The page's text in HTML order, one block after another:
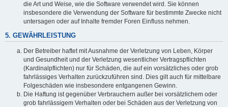
die Art und Weise, wie die Software verwendet wird. Sie können
insbesondere die Verwendung der Software für bestimmte Zwecke nicht
untersagen oder auf Inhalte fremder Foren Einfluss nehmen.
5. GEWÄHRLEISTUNG
Der Betreiber haftet mit Ausnahme der Verletzung von Leben, Körper
und Gesundheit und der Verletzung wesentlicher Vertragspflichten
(Kardinalpflichten) nur für Schäden, die auf ein vorsätzliches oder grob
fahrlässiges Verhalten zurückzuführen sind. Dies gilt auch für mittelbare
Folgeschäden wie insbesondere entgangenen Gewinn.
Die Haftung ist gegenüber Verbrauchern außer bei vorsätzlichem oder
grob fahrlässigem Verhalten oder bei Schäden aus der Verletzung von